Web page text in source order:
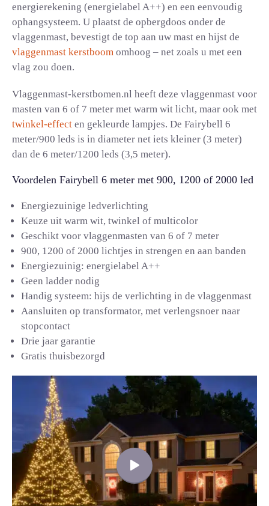
energierekening (energielabel A++) en een eenvoudig
ophangsysteem. U plaatst de opbergdoos onder de
vlaggenmast, bevestigt de top aan uw mast en hijst de
vlaggenmast kerstboom omhoog – net zoals u met een
vlag zou doen.
Vlaggenmast-kerstbomen.nl heeft deze vlaggenmast voor
masten van 6 of 7 meter met warm wit licht, maar ook met
twinkel-effect en gekleurde lampjes. De Fairybell 6
meter/900 leds is in diameter net iets kleiner (3 meter)
dan de 6 meter/1200 leds (3,5 meter).
Voordelen Fairybell 6 meter met 900, 1200 of 2000 led
Energiezuinige ledverlichting
Keuze uit warm wit, twinkel of multicolor
Geschikt voor vlaggenmasten van 6 of 7 meter
900, 1200 of 2000 lichtjes in strengen en aan banden
Energiezuinig: energielabel A++
Geen ladder nodig
Handig systeem: hijs de verlichting in de vlaggenmast
Aansluiten op transformator, met verlengsnoer naar
stopcontact
Drie jaar garantie
Gratis thuisbezorgd